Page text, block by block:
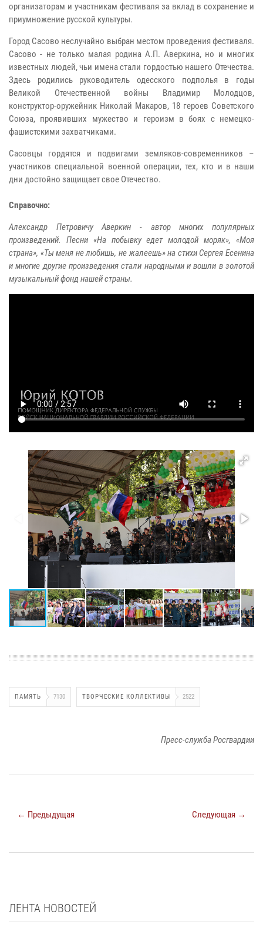
организаторам и участникам фестиваля за вклад в сохранение и
приумножение русской культуры.
Город Сасово неслучайно выбран местом проведения фестиваля.
Сасово - не только малая родина А.П. Аверкина, но и многих
известных людей, чьи имена стали гордостью нашего Отечества.
Здесь родились руководитель одесского подполья в годы
Великой Отечественной войны Владимир Молодцов,
конструктор-оружейник Николай Макаров, 18 героев Советского
Союза, проявивших мужество и героизм в боях с немецко-
фашистскими захватчиками.
Сасовцы гордятся и подвигами земляков-современников –
участников специальной военной операции, тех, кто и в наши
дни достойно защищает свое Отечество.
Справочно:
Александр Петровичу Аверкин - автор многих популярных
произведений. Песни «На побывку едет молодой моряк», «Моя
страна», «Ты меня не любишь, не жалеешь» на стихи Сергея Есенина
и многие другие произведения стали народными и вошли в золотой
музыкальный фонд нашей страны.
ПАМЯТЬ 7130 ТВОРЧЕСКИЕ КОЛЛЕКТИВЫ 2522
Пресс-служба Росгвардии
← Предыдущая Следующая →
ЛЕНТА НОВОСТЕЙ